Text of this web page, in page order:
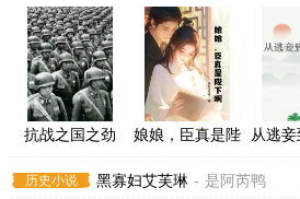
抗战之国之劲
起
娘娘，臣真是陛
从逃
历史小说 黑寡妇艾芙琳 - 是阿芮鸭